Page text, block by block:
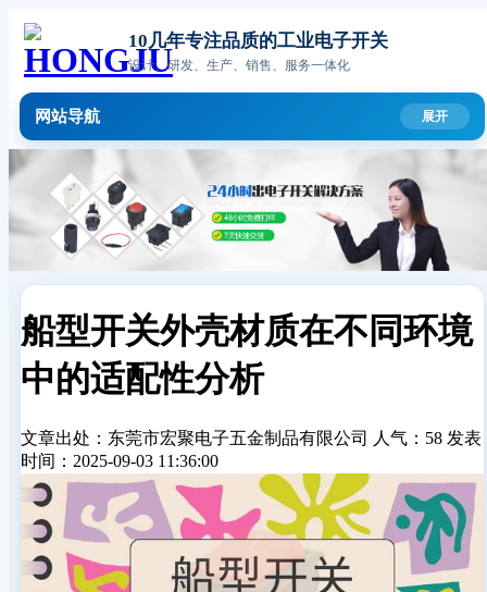
10几年专注品质的工业电子开关
设计、研发、生产、销售、服务一体化
网站导航
船型开关外壳材质在不同环境
中的适配性分析
文章出处：东莞市宏聚电子五金制品有限公司 人气：58 发表
时间：2025-09-03 11:36:00